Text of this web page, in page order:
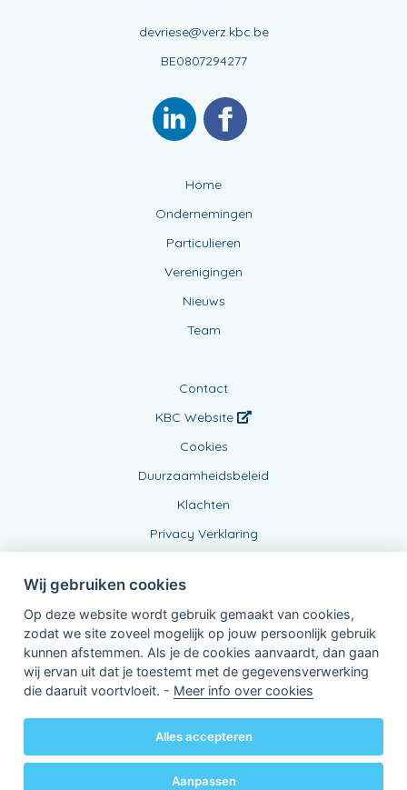
devriese@verz.kbc.be
BE0807294277
Home
Ondernemingen
Particulieren
Verenigingen
Nieuws
Team
Contact
KBC Website
Cookies
Duurzaamheidsbeleid
Klachten
Privacy Verklaring
Verbonden Agent, BE0807294277
van KBC Verzekeringen nv
3000 Leuven - Belgie
BTW BE 0403.552.563 - RPR Leuven
Powered byKBC-Agent(versie 3.21.0)
© 2026 alle rechten voorbehouden
Wij gebruiken cookies
Op deze website wordt gebruik gemaakt van cookies,
zodat we site zoveel mogelijk op jouw persoonlijk gebruik
kunnen afstemmen. Als je de cookies aanvaardt, dan gaan
wij ervan uit dat je toestemt met de gegevensverwerking
die daaruit voortvloeit. - Meer info over cookies
Alles accepteren
Aanpassen